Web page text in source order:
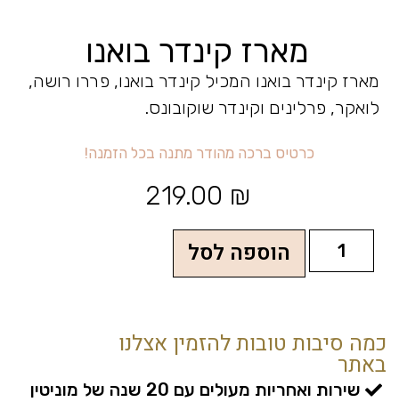
מארז קינדר בואנו
מארז קינדר בואנו המכיל קינדר בואנו, פררו רושה,
לואקר, פרלינים וקינדר שוקובונס.
כרטיס בר מהודר מתנה בכל הזמנה!
219.00 ₪
הוספה לסל
כמה סיבות טובות להזמין אצלנו
באתר
שירות ואחריות מעולים עם 20 שנה של מוניטין